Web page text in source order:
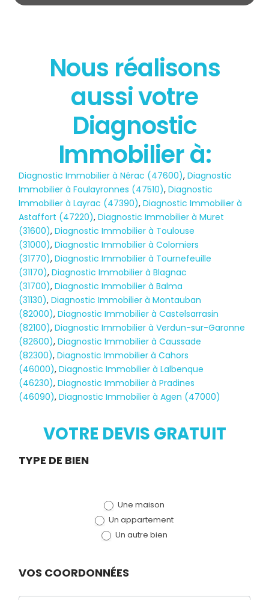
État des risques
POLLUTION
Diagnostic
TERMITES
Nous réalisons
aussi votre
Diagnostic
Immobilier à:
Diagnostic Immobilier à Nérac (47600),Diagnostic
Immobilier à Foulayronnes (47510),Diagnostic
Immobilier à Layrac (47390),Diagnostic Immobilier à
Astaffort (47220),Diagnostic Immobilier à Muret
(31600),Diagnostic Immobilier à Toulouse
(31000),Diagnostic Immobilier à Colomiers
(31770),Diagnostic Immobilier à Tournefeuille
(31170),Diagnostic Immobilier à Blagnac
(31700),Diagnostic Immobilier à Balma
(31130),Diagnostic Immobilier à Montauban
(82000),Diagnostic Immobilier à Castelsarrasin
(82100),Diagnostic Immobilier à Verdun-sur-Garonne
(82600),Diagnostic Immobilier à Caussade
(82300),Diagnostic Immobilier à Cahors
(46000),Diagnostic Immobilier à Lalbenque
(46230),Diagnostic Immobilier à Pradines
(46090),Diagnostic Immobilier à Agen (47000)
VOTRE DEVIS GRATUIT
Demande
TYPE DE BIEN
Une maison
Un appartement
Un autre bien
VOS COORDONNÉES